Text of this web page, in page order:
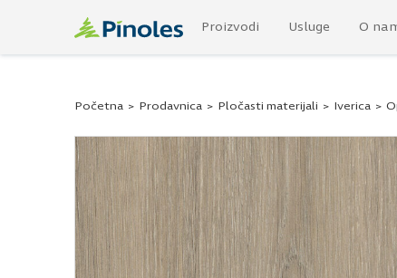
Proizvodi Usluge O
Početna > Prodavnica > Pločasti materijali > Iverica >